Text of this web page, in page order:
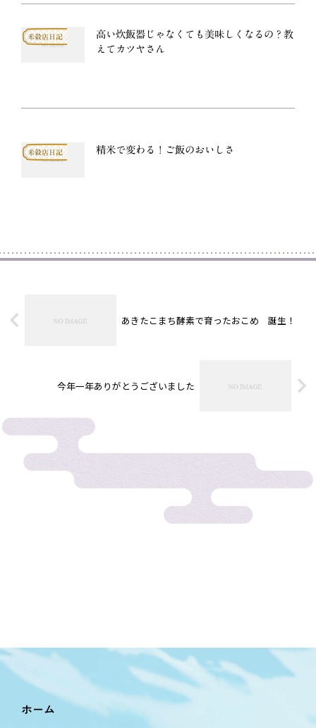
米穀店日記
高い炊飯器じゃなくても美味しくなるの？教
えてカツヤさん
米穀店日記 精米で変わる！ご飯のおいしさ
あきたこまち酵素で育ったおこめ 誕生！
今年一年ありがとうございました
ホーム